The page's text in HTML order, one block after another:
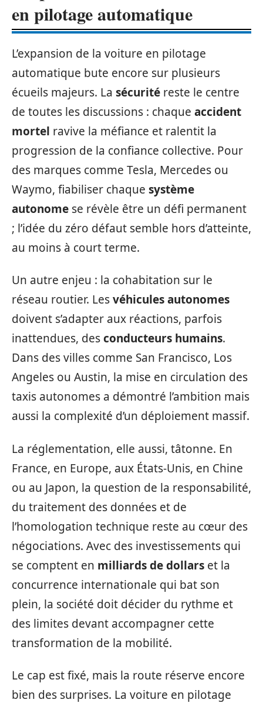
en pilotage automatique
L’expansion de la voiture en pilotage
automatique bute encore sur plusieurs
écueils majeurs. La sécurité reste le centre
de toutes les discussions : chaque accident
mortel ravive la méfiance et ralentit la
progression de la confiance collective. Pour
des marques comme Tesla, Mercedes ou
Waymo, fiabiliser chaque système
autonome se révèle être un défi permanent
; l’idée du zéro défaut semble hors d’atteinte,
au moins à court terme.
Un autre enjeu : la cohabitation sur le
réseau routier. Lesvéhicules autonomes
doivent s’adapter aux réactions, parfois
inattendues, desconducteurs humains.
Dans des villes comme San Francisco, Los
Angeles ou Austin, la mise en circulation des
taxis autonomes a démontré l’ambition mais
aussi la complexité d’un déploiement massif.
La réglementation, elle aussi, tâtonne. En
France, en Europe, aux États-Unis, en Chine
ou au Japon, la question de la responsabilité,
du traitement des données et de
l’homologation technique reste au cœur des
négociations. Avec des investissements qui
se comptent en milliards de dollars et la
concurrence internationale qui bat son
plein, la société doit décider du rythme et
des limites devant accompagner cette
transformation de la mobilité.
Le cap est fixé, mais la route réserve encore
bien des surprises. La voiture en pilotage